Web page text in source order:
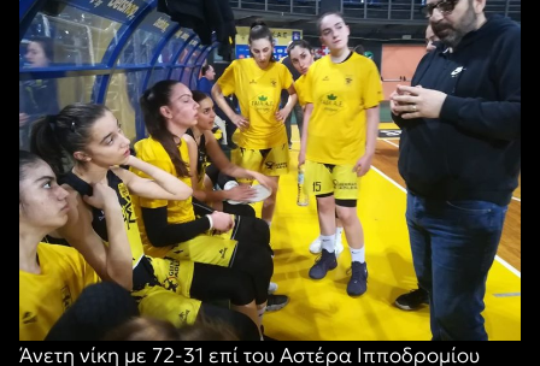
Άνετη νίκη με 72-31 επί του Αστέρα Ιπποδρομίου